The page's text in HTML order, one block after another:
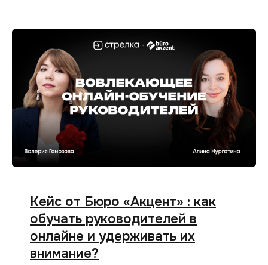
Кейс от Бюро «Акцент» : как
обучать руководителей в
онлайне и удерживать их
внимание?